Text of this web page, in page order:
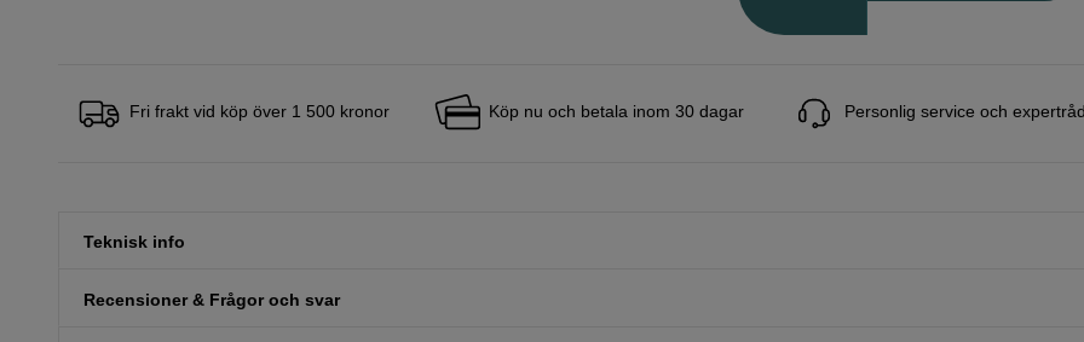
Fri frakt vid köp över 1 500 kronor Köp nu och betala inom 30 dagar Personlig service och
Teknisk info
Recensioner & Frågor och svar